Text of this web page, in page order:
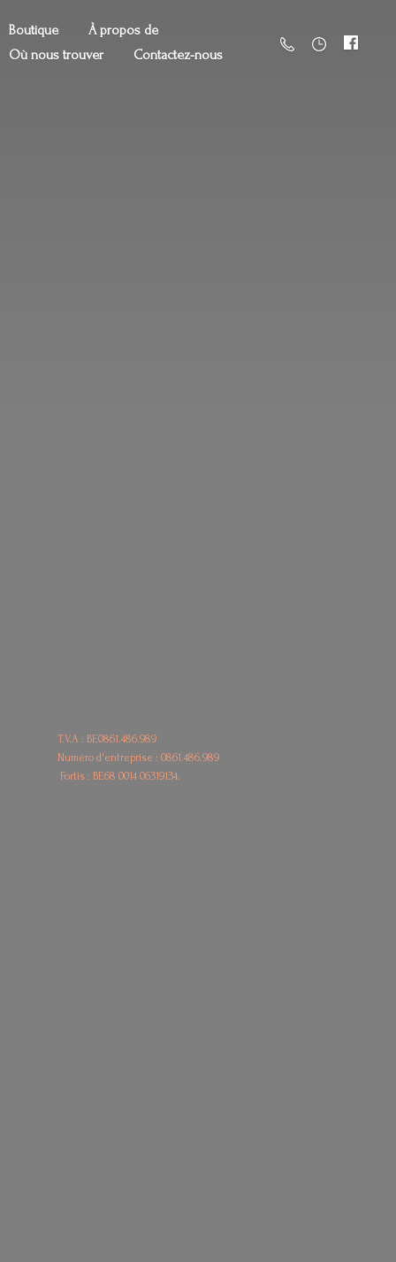
Boutique
À propos de
Où nous trouver
Contactez-nous
T.V.A : BE0861.486.989
Numéro d'entreprise : 0861.486.989
Fortis : BE680014 06319134.